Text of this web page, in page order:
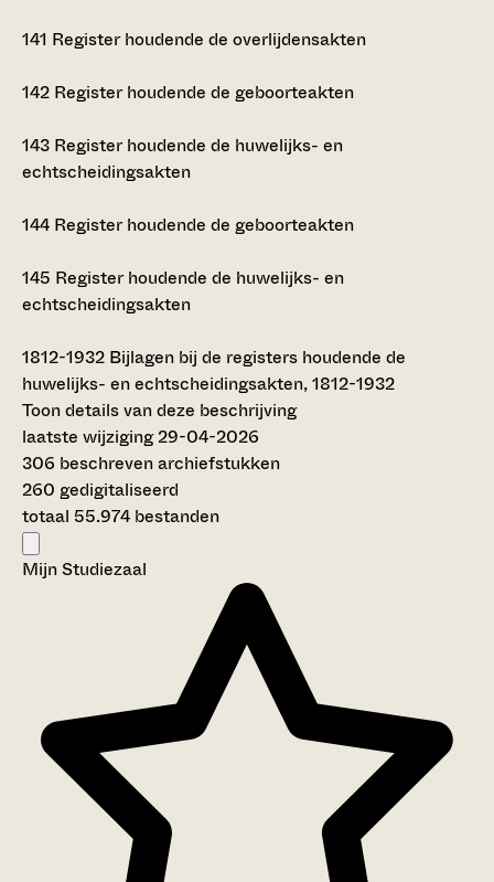
141 Register houdende de overlijdensakten
142 Register houdende de geboorteakten
143 Register houdende de huwelijks- en
echtscheidingsakten
144 Register houdende de geboorteakten
145 Register houdende de huwelijks- en
echtscheidingsakten
1812-1932 Bijlagen bij de registers houdende de
huwelijks- en echtscheidingsakten, 1812-1932
Toon details van deze beschrijving
laatste wijziging 29-04-2026
306 beschreven archiefstukken
260 gedigitaliseerd
totaal 55.974 bestanden
Mijn Studiezaal